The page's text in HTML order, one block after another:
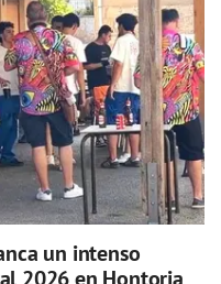
un intenso